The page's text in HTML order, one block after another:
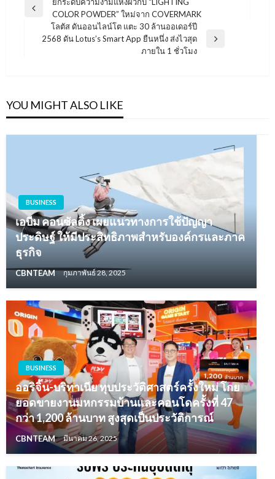
แนะแนว
PreviousCOLOR POWDER” ใหม่จาก COVERMARK
Next
โลตัส ดันออนไลน์โต แตะ 30 ล้านออเดอร์ปี
2568 ดัน Lotus’s Smart App ยืนหนึ่ง ส่งไวสุด
ภายใน 1 ชั่วโมง
YOU MIGHT ALSO LIKE
BUSINESS
เอบีม คอนซัลติ้ง เผยแนวทางการใช้ปัญญา
ประดิษฐ์ ให้มีประสิทธิภาพสำหรับองค์กรและภาค
ธุรกิจ
CBNTEAM กุมภาพันธ์ 28, 2025
BUSINESS
ออริจิ้น-บริทาเนีย ทุบประวัติศาสตร์ครั้งใหม่ โกย
ยอดขายงานมหกรรมบ้านและคอนโดครั้งที่ 47
กว่า 1,200 ล้านบาท สูงสุดเป็นประวัติการณ์
CBNTEAM มีนาคม 26, 2025